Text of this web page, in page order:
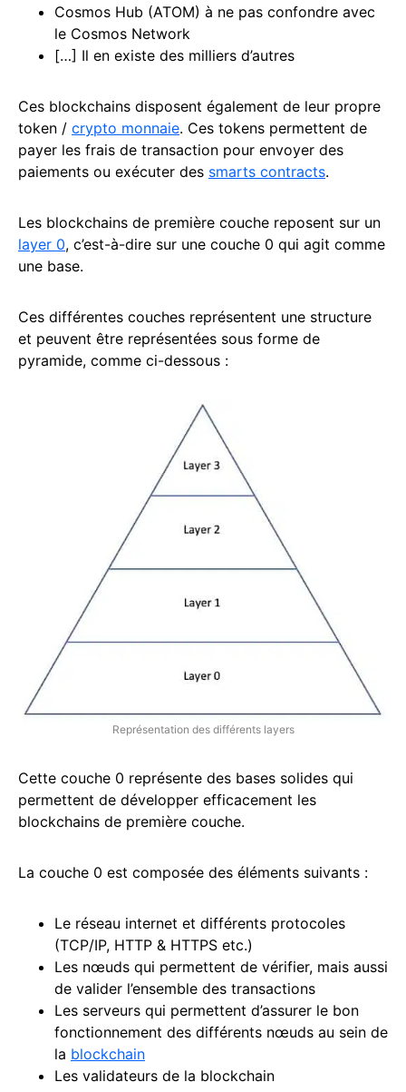
Cosmos Hub (ATOM) à ne pas confondre avec
le Cosmos Network
[…] Il en existe des milliers d’autres
Ces blockchains disposent également de leur propre
token / crypto monnaie. Ces tokens permettent de
payer les frais de transaction pour envoyer des
paiements ou exécuter des smarts contracts.
Les blockchains de première couche reposent sur un
layer 0, c’est-à-dire sur une couche 0 qui agit comme
une base.
Ces différentes couches représentent une structure
et peuvent être représentées sous forme de
pyramide, comme ci-dessous :
Représentation des différents layers
Cette couche 0 représente des bases solides qui
permettent de développer efficacement les
blockchains de première couche.
La couche 0 est composée des éléments suivants :
Le réseau internet et différents protocoles
(TCP/IP, HTTP & HTTPS etc.)
Les nœuds qui permettent de vérifier, mais aussi
de valider l’ensemble des transactions
Les serveurs qui permettent d’assurer le bon
fonctionnement des différents nœuds au sein de
la blockchain
Les validateurs de la blockchain